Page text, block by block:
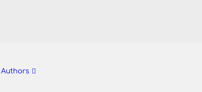
Authors